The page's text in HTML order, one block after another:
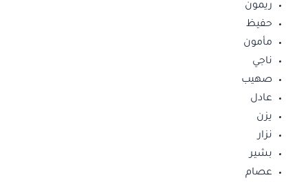
ريمون
حفيظ
مأمون
ناجي
صهيب
عادل
يزن
نزار
بشير
عصام